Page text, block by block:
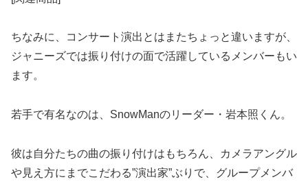
ちなみに、コンサート演出とはまたちょっと違いますが、
ジャニーズでは振り付けの面で活躍しているメンバーもい
ます。
若手で有名なのは、SnowManのリーダー・岩本照くん。
彼は自分たちの曲の振り付けはもちろん、カメラアングル
や見え方にまでこだわる”演出家”ぶりで、グループメンバ